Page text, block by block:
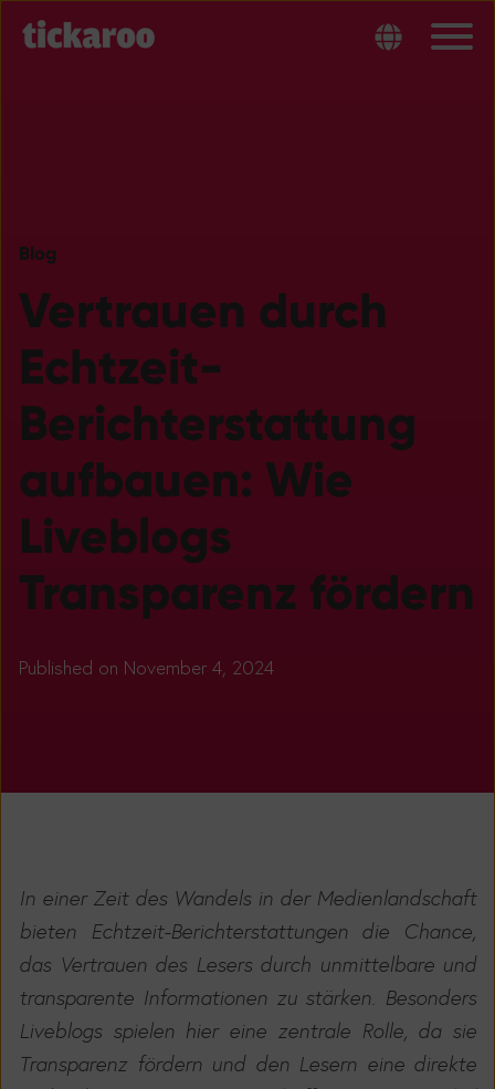
Blog
Vertrauen durch
Echtzeit-
Berichterstattung
aufbauen: Wie
Liveblogs
Transparenz fördern
Published on November 4, 2024
In einer Zeit des Wandels in der Medienlandschaft
bieten Echtzeit-Berichterstattungen die Chance,
das Vertrauen des Lesers durch unmittelbare und
transparente Informationen zu stärken. Besonders
Liveblogs spielen hier eine zentrale Rolle, da sie
Transparenz fördern und den Lesern eine direkte